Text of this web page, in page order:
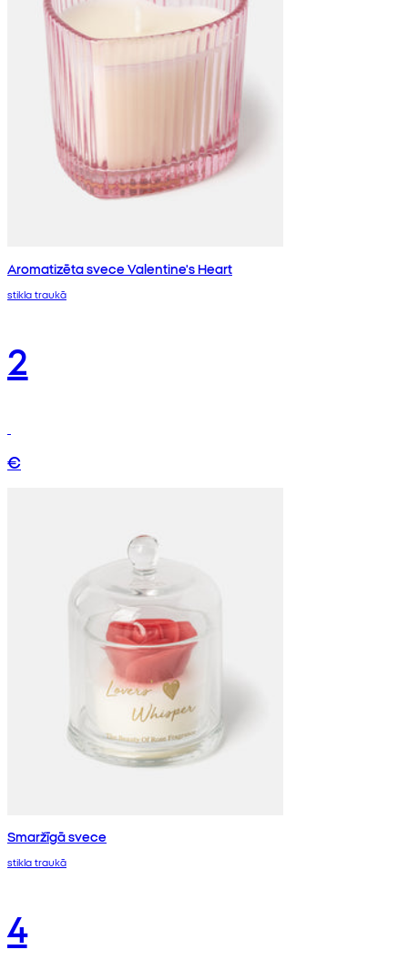
Aromatizēta svece Valentine's Heart
stikla traukā
2
€
Smaržīgā svece
stikla traukā
4